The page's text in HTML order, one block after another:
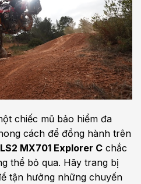
chiếc mũ bảo hiểm đa
cách để đồng hành trên
LS2 MX701 Explorer C chắc
thể bỏ qua. Hãy trang bị
tận hưởng những chuyến